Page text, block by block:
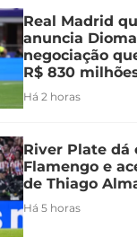
Real Madrid
anuncia
negociação
R$ 830
Há 2 horas
River Plate dá
Flamengo e
de Thiago
Há 5 horas